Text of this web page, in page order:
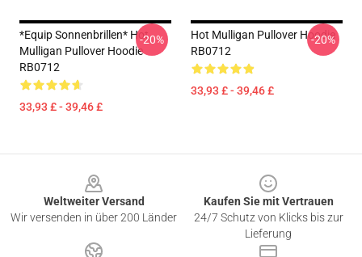
*Equip Sonnenbrillen* Hot
Mulligan Pullover Hoodie
RB0712
33,93 £ - 39,46 £
-20%
Hot Mulligan Pullover Hoodie
RB0712
33,93 £ - 39,46 £
-20%
Weltweiter Versand
Wir versenden in über 200 Länder
Kaufen Sie mit Vertrauen
24/7 Schutz von Klicks bis zur
Lieferung